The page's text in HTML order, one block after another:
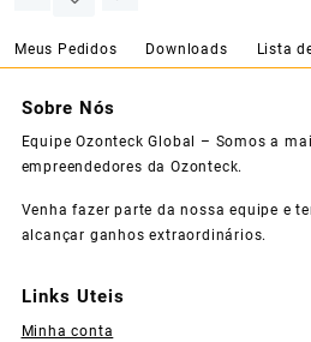
Meus Pedidos Downloads Lista
Sobre Nós
Equipe Ozonteck Global – Somos a
empreendedores da Ozonteck.
Venha fazer parte da nossa equipe e
alcançar ganhos extraordinários.
Links Uteis
Minha conta